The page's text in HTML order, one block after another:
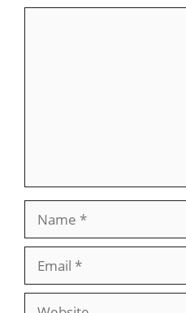
Website